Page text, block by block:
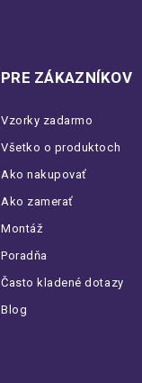
PRE ZÁKAZNÍKOV
Vzorky zadarmo
Všetko o produktoch
Ako nakupovať
Ako zamerať
Montáž
Poradňa
Často kladené dotazy
Blog